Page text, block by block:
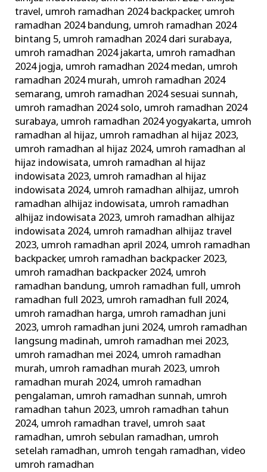
travel, umroh ramadhan 2024 backpacker, umroh
ramadhan 2024 bandung, umroh ramadhan 2024
bintang 5, umroh ramadhan 2024 dari surabaya,
umroh ramadhan 2024 jakarta, umroh ramadhan
2024 jogja, umroh ramadhan 2024 medan, umroh
ramadhan 2024 murah, umroh ramadhan 2024
semarang, umroh ramadhan 2024 sesuai sunnah,
umroh ramadhan 2024 solo, umroh ramadhan 2024
surabaya, umroh ramadhan 2024 yogyakarta, umroh
ramadhan al hijaz, umroh ramadhan al hijaz 2023,
umroh ramadhan al hijaz 2024, umroh ramadhan al
hijaz indowisata, umroh ramadhan al hijaz
indowisata 2023, umroh ramadhan al hijaz
indowisata 2024, umroh ramadhan alhijaz, umroh
ramadhan alhijaz indowisata, umroh ramadhan
alhijaz indowisata 2023, umroh ramadhan alhijaz
indowisata 2024, umroh ramadhan alhijaz travel
2023, umroh ramadhan april 2024, umroh ramadhan
backpacker, umroh ramadhan backpacker 2023,
umroh ramadhan backpacker 2024, umroh
ramadhan bandung, umroh ramadhan full, umroh
ramadhan full 2023, umroh ramadhan full 2024,
umroh ramadhan harga, umroh ramadhan juni
2023, umroh ramadhan juni 2024, umroh ramadhan
langsung madinah, umroh ramadhan mei 2023,
umroh ramadhan mei 2024, umroh ramadhan
murah, umroh ramadhan murah 2023, umroh
ramadhan murah 2024, umroh ramadhan
pengalaman, umroh ramadhan sunnah, umroh
ramadhan tahun 2023, umroh ramadhan tahun
2024, umroh ramadhan travel, umroh saat
ramadhan, umroh sebulan ramadhan, umroh
setelah ramadhan, umroh tengah ramadhan,video
umroh ramadhan